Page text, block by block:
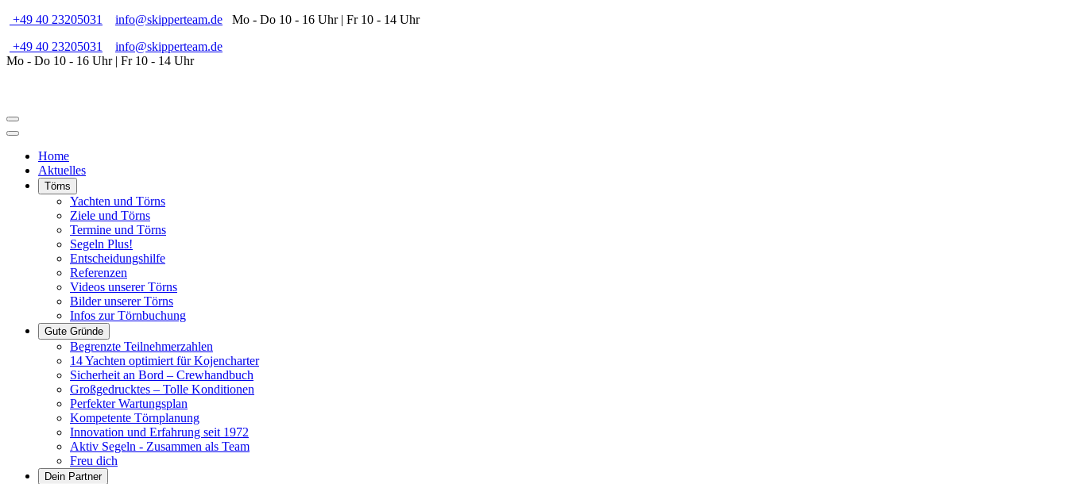
+49 40 23205031 info@skipperteam.de Mo - Do 10 - 16 Uhr | Fr 10 - 14 Uhr
+49 40 23205031
info@skipperteam.de
Mo - Do 10 - 16 Uhr | Fr 10 - 14 Uhr
Home
Aktuelles
Törns
Yachten und Törns
Ziele und Törns
Termine und Törns
Segeln Plus!
Entscheidungshilfe
Referenzen
Videos unserer Törns
Bilder unserer Törns
Infos zur Törnbuchung
Gute Gründe
Begrenzte Teilnehmerzahlen
14 Yachten optimiert für Kojencharter
Sicherheit an Bord – Crewhandbuch
Großgedrucktes – Tolle Konditionen
Perfekter Wartungsplan
Kompetente Törnplanung
Innovation und Erfahrung seit 1972
Aktiv Segeln - Zusammen als Team
Freu dich
Dein Partner